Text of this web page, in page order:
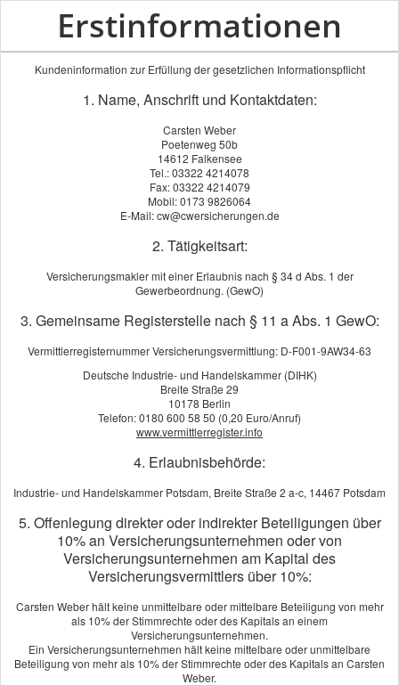
Viele tun zu wenig
oder das
Falsche,
um Lebensrisiken, private
Altersversorgung oder Ihre Sachwerte
Erstinformationen
Kundeninformation zur Erfüllung der gesetzlichen Informationspflicht
1. Name, Anschrift und Kontaktdaten:
Carsten Weber
Poetenweg 50b
14612 Falkensee
Tel.: 03322 4214078
Fax: 03322 4214079
Mobil: 0173 9826064
E-Mail: cw@cwersicherungen.de
2. Tätigkeitsart:
Versicherungsmakler mit einer Erlaubnis nach § 34 d Abs. 1 der
Gewerbeordnung. (GewO)
3. Gemeinsame Registerstelle nach § 11 a Abs. 1 GewO:
Vermittlerregisternummer Versicherungsvermittlung: D-F001-9AW34-63
Deutsche Industrie- und Handelskammer (DIHK)
Breite Straße 29
10178 Berlin
Telefon: 0180 600 58 50 (0,20 Euro/Anruf)
www.vermittlerregister.info
4. Erlaubnisbehörde:
Industrie- und Handelskammer Potsdam, Breite Straße 2 a-c, 14467 Potsdam
5. Offenlegung direkter oder indirekter Beteiligungen über
10% an Versicherungsunternehmen oder von
Versicherungsunternehmen am Kapital des
Versicherungsvermittlers über 10%:
Carsten Weber hält keine unmittelbare oder mittelbare Beteiligung von mehr
als 10% der Stimmrechte oder des Kapitals an einem
Versicherungsunternehmen.
Ein Versicherungsunternehmen hält keine mittelbare oder unmittelbare
Beteiligung von mehr als 10% der Stimmrechte oder des Kapitals an Carsten
Weber.